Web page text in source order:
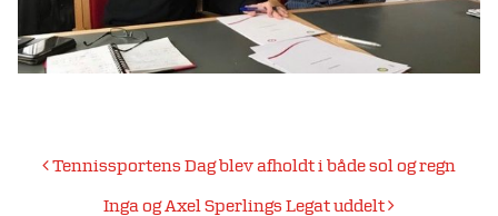
Indlægsnavigation
Tennissportens Dag blev afholdt i både sol og regn
Inga og Axel Sperlings Legat uddelt